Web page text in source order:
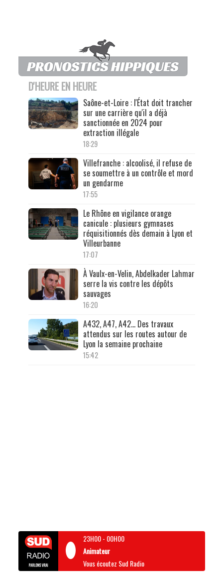
D'HEURE EN HEURE
Saône-et-Loire : l'État doit trancher
sur une carrière qu'il a déjà
sanctionnée en 2024 pour
extraction illégale
18:29
Villefranche : alcoolisé, il refuse de
se soumettre à un contrôle et mord
un gendarme
17:55
Le Rhône en vigilance orange
canicule : plusieurs gymnases
réquisitionnés dès demain à Lyon et
Villeurbanne
17:07
À Vaulx-en-Velin, Abdelkader Lahmar
serre la vis contre les dépôts
sauvages
16:20
A432, A47, A42… Des travaux
attendus sur les routes autour de
Lyon la semaine prochaine
15:42
23H00- 00H00
Animateur
Vous écoutez Sud Radio